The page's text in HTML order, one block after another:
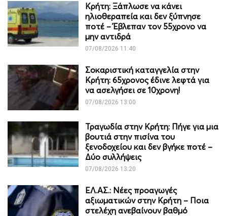
Κρήτη: Ξάπλωσε να κάνει
ηλιοθεραπεία και δεν ξύπνησε
ποτέ – Έβλεπαν τον 55χρονο να
μην αντιδρά
07/08/2026 11:40
Σοκαριστική καταγγελία στην
Κρήτη: 65χρονος έδινε λεφτά για
να ασελγήσει σε 10χρονη!
07/08/2026 13:00
Τραγωδία στην Κρήτη: Πήγε για μια
βουτιά στην πισίνα του
ξενοδοχείου και δεν βγήκε ποτέ –
Δύο συλλήψεις
07/08/2026 13:20
ΕΛ.ΑΣ.: Νέες προαγωγές
αξιωματικών στην Κρήτη – Ποια
στελέχη ανεβαίνουν βαθμό